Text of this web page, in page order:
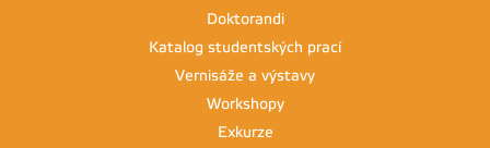
Doktorandi
Katalog studentských prací
Vernisáže a výstavy
Workshopy
Exkurze